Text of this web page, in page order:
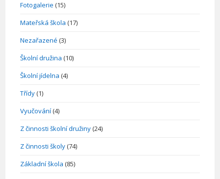
Fotogalerie (15)
Mateřská škola (17)
Nezařazené (3)
Školní družina (10)
Školní jídelna (4)
Třídy (1)
Vyučování (4)
Z činnosti školní družiny (24)
Z činnosti školy (74)
Základní škola (85)